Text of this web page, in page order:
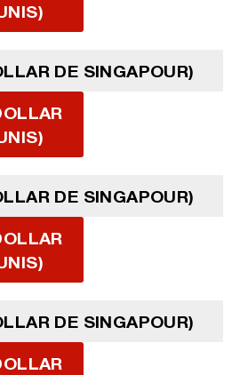
DE SINGAPOUR)
DE SINGAPOUR)
DE SINGAPOUR)